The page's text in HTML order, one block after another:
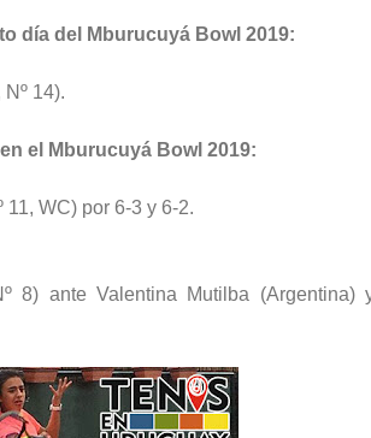
día del Mburucuyá Bowl 2019:
14).
el Mburucuyá Bowl 2019:
WC) por 6-3 y 6-2.
8) ante Valentina Mutilba (Argentina)